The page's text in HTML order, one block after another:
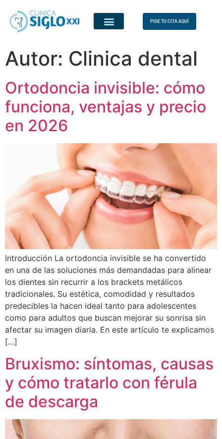
PIDE TU CITA AQUÍ
Autor: Clinica dental
Ortodoncia invisible: cómo
funciona, ventajas y precio
en 2026
Introducción La ortodoncia invisible se ha convertido
en una de las soluciones más demandadas para alinear
los dientes sin recurrir a los brackets metálicos
tradicionales. Su estética, comodidad y resultados
predecibles la hacen ideal tanto para adolescentes
como para adultos que buscan mejorar su sonrisa sin
afectar su imagen diaria. En este artículo te explicamos
[…]
Bruxismo: síntomas, causas
y cómo tratarlo con férula
de descarga